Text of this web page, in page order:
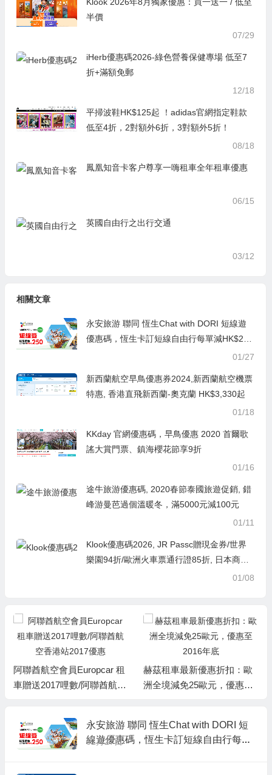
半價
07/29
iHerb優惠碼2026-綠色營養保健專場 低至7
折+滿額免郵
12/18
平掃波鞋HK$125起 ！adidas官網指定鞋款
低至4折，2對額外6折，3對額外5折！
08/18
鳳凰知音卡客户尊享一嗨租車全年租車優惠
06/15
英國自由行之出行交通
03/12
相關文章
永安旅游 聯同 恆生Chat with DORI 短線遊
優惠碼，恆生卡訂短線自由行每單減HK$25
0，澳門自由行/船飛+酒店2日1夜 每人連稅H
01/27
新西蘭航空早鳥優惠券2024,新西蘭航空機票
特惠, 香港直飛新西蘭-奧克蘭 HK$3,330起
01/18
KKday 官網優惠碼，早鳥優惠 2020 首爾歌
謠大賞門票、鎮海櫻花節享9折
01/16
途牛旅游優惠碼, 2020春節泰國旅遊促銷, 錯
峰游曼芭過個溫暖冬，滿5000元減100元
01/11
Klook優惠碼2026, JR Passc贈現金券/世界
樂園94折/歐洲火車票通行證85折, 日本商品
滿3,888現折400/韓國商品滿2,888現折300
01/08
阿聯酋航空會員Europcar 租
車贈送2017哩數/阿聯酋航空
赫茲租車最新優惠折扣：歐
洲全境減免25歐元，優惠至2
永安旅游 聯同 恆生Chat with DORI 短
線遊優惠碼，恆生卡訂短線自由行每單
01月27日